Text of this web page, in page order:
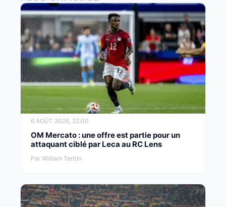
6 AOÛT 2026, 22:00
OM Mercato : une offre est partie pour un
attaquant ciblé par Leca au RC Lens
Par William Tertrin